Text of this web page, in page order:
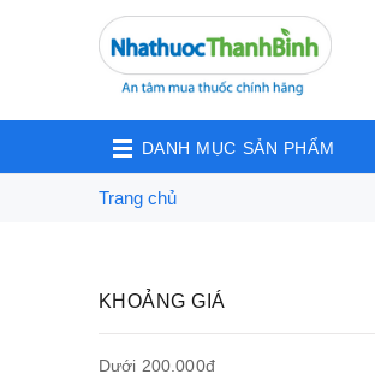
DANH MỤC SẢN PHẨM
Trang chủ
KHOẢNG GIÁ
Dưới 200.000đ